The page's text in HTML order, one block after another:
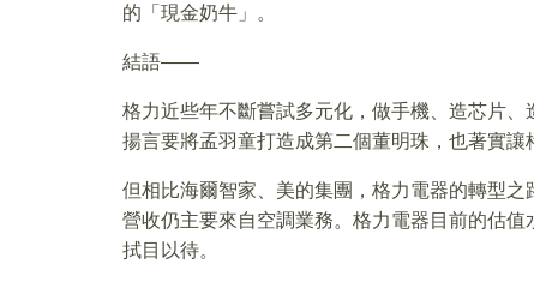
的「現金奶牛」。
結語——
格力近些年不斷嘗試多元化，做手機、造芯片
揚言要將孟羽童打造成第二個董明珠，也著實讓
但相比海爾智家、美的集團，格力電器的轉型
營收仍主要來自空調業務。格力電器目前的估
拭目以待。